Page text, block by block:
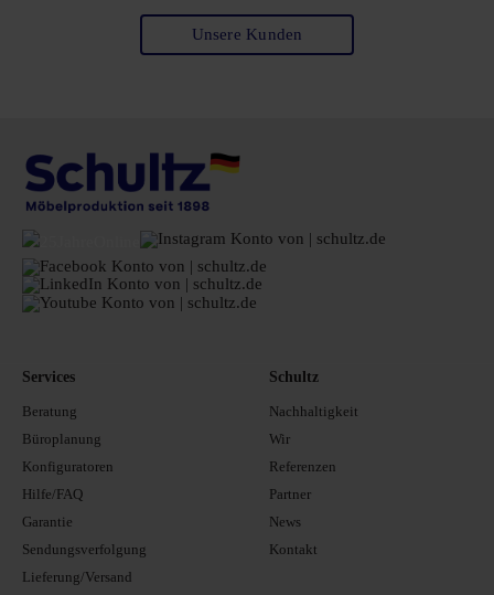
Unsere Kunden
Services
Beratung
Büroplanung
Konfiguratoren
Hilfe/FAQ
Garantie
Sendungsverfolgung
Lieferung/Versand
Schultz
Nachhaltigkeit
Wir
Referenzen
Partner
News
Kontakt